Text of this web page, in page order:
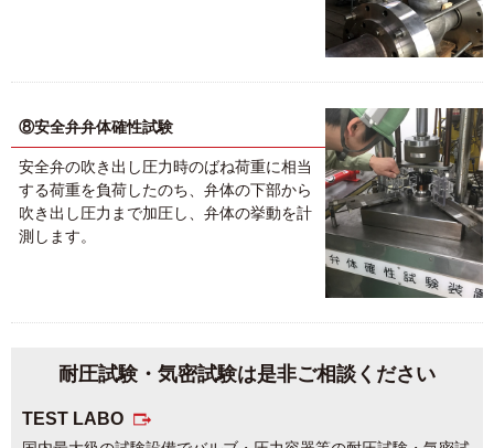
⑧安全弁弁体確性試験
安全弁の吹き出し圧力時のばね荷重に相当
する荷重を負荷したのち、弁体の下部から
吹き出し圧力まで加圧し、弁体の挙動を計
測します。
耐圧試験・気密試験は是非ご相談ください
TEST LABO